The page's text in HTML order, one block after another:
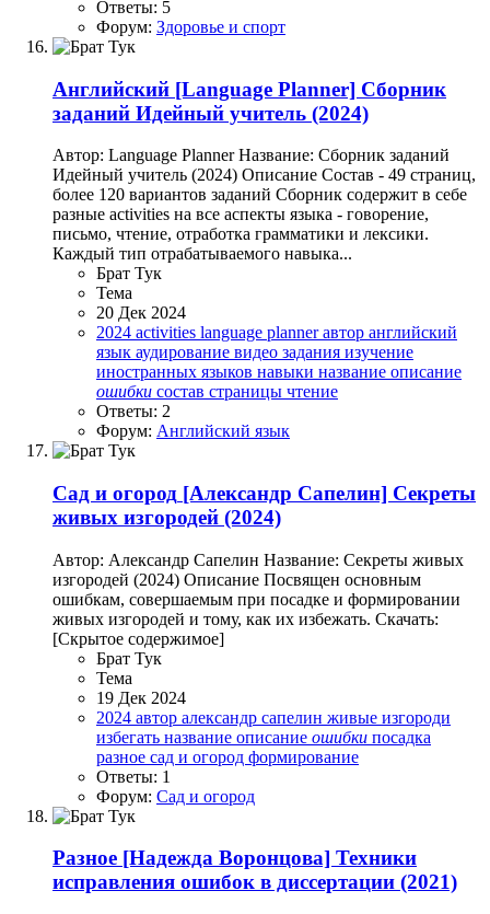
Ответы: 5
Форум: Здоровье и спорт
Английский [Language Planner] Сборник
заданий Идейный учитель (2024)
Автор: Language Planner Название: Сборник заданий
Идейный учитель (2024) Описание Состав - 49 страниц,
более 120 вариантов заданий Сборник содержит в себе
разные activities на все аспекты языка - говорение,
письмо, чтение, отработка грамматики и лексики.
Каждый тип отрабатываемого навыка...
Брат Тук
Тема
20 Дек 2024
2024 activities language plannerавтор английский
язык аудирование видео задания изучение
иностранных языков навыки название описание
ошибки состав страницы чтение
Ответы: 2
Форум: Английский язык
Сад и огород [Александр Сапелин] Секреты
живых изгородей (2024)
Автор: Александр Сапелин Название: Секреты живых
изгородей (2024) Описание Посвящен основным
ошибкам, совершаемым при посадке и формировании
живых изгородей и тому, как их избежать. Скачать:
[Скрытое содержимое]
Брат Тук
Тема
19 Дек 2024
2024 автор александр сапелин живые изгороди
избегать название описание ошибки посадка
разное сад и огород формирование
Ответы: 1
Форум: Сад и огород
Разное [Надежда Воронцова] Техники
исправления ошибок в диссертации (2021)